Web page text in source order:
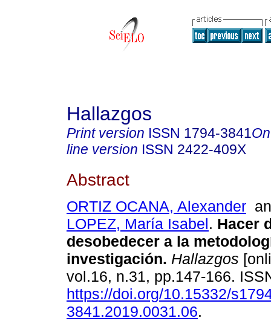
Hallazgos
Print version ISSN 1794-3841
line version ISSN 2422-409X
Abstract
ORTIZ OCANA, Alexander
LOPEZ, María Isabel. Hacer
desobedecer a la
investigación. Hallazgos
vol.16, n.31, pp.147-166.
https://doi.org/10.15332/
3841.2019.0031.06.